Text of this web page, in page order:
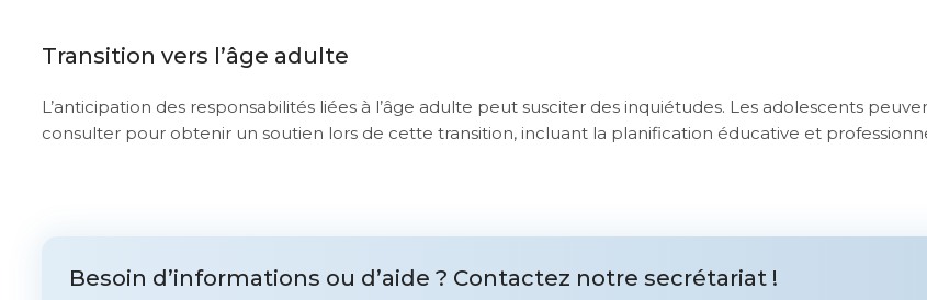
Transition vers l’âge adulte
L’anticipation des responsabilités liées à l’âge adulte peut susciter des inquiétudes. Les adolescents
consulter pour obtenir un soutien lors de cette transition, incluant la planification éducative et
Besoin d’informations ou d’aide ? Contactez notre secrétariat !